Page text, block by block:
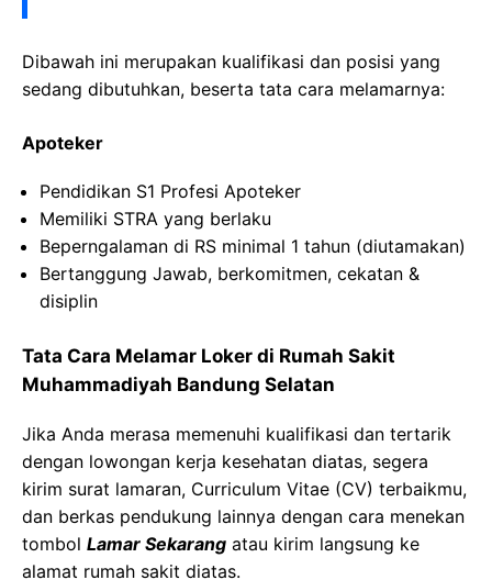
Dibawah ini merupakan kualifikasi dan posisi yang
sedang dibutuhkan, beserta tata cara melamarnya:
Apoteker
Pendidikan S1 Profesi Apoteker
Memiliki STRA yang berlaku
Beperngalaman di RS minimal 1 tahun (diutamakan)
Bertanggung Jawab, berkomitmen, cekatan &
disiplin
Tata Cara Melamar Loker di Rumah Sakit
Muhammadiyah Bandung Selatan
Jika Anda merasa memenuhi kualifikasi dan tertarik
dengan lowongan kerja kesehatan diatas, segera
kirim surat lamaran, Curriculum Vitae (CV) terbaikmu,
dan berkas pendukung lainnya dengan cara menekan
tombol Lamar Sekarang atau kirim langsung ke
alamat rumah sakit diatas.